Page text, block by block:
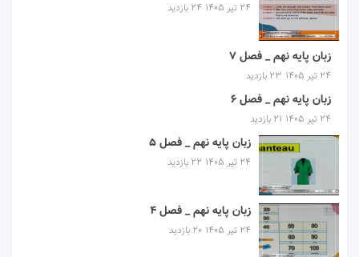
۲۴ تیر ۱۴۰۵ 24 بازدید
زبان پایه نهم _ فصل 7
۲۴ تیر ۱۴۰۵ 23 بازدید
زبان پایه نهم _ فصل 6
۲۴ تیر ۱۴۰۵ 21 بازدید
زبان پایه نهم _ فصل 5
۲۴ تیر ۱۴۰۵ 22 بازدید
زبان پایه نهم _ فصل 4
۲۴ تیر ۱۴۰۵ 20 بازدید